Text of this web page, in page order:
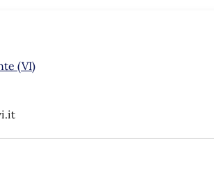
(VI)